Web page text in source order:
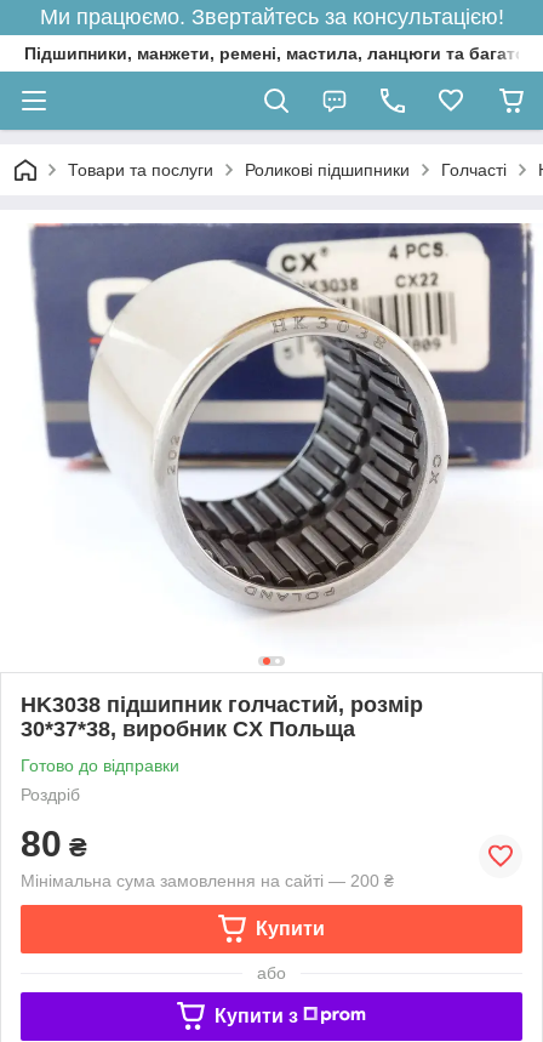
Ми працюємо. Звертайтесь за консультацією!
Підшипники, манжети, ремені, мастила, ланцюги та багато
Товари та послуги Роликові підшипники Голчасті
HK3038 підшипник голчастий, розмір
30*37*38, виробник CX Польща
Готово до відправки
Роздріб
80 ₴
Мінімальна сума замовлення на сайті — 200 ₴
Купити
або
Купити з